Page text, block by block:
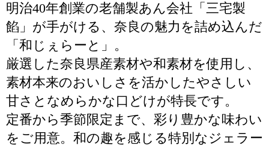
明治40年創業の老舗製あん会社「三宅製
餡」が手がける、奈良の魅力を詰め込んだ
「和じぇらーと」。
厳選した奈良県産素材や和素材を使用し、
素材本来のおいしさを活かしたやさしい
甘さとなめらかな口どけが特長です。
定番から季節限定まで、彩り豊かな味わい
をご用意。和の趣を感じる特別なジェラー